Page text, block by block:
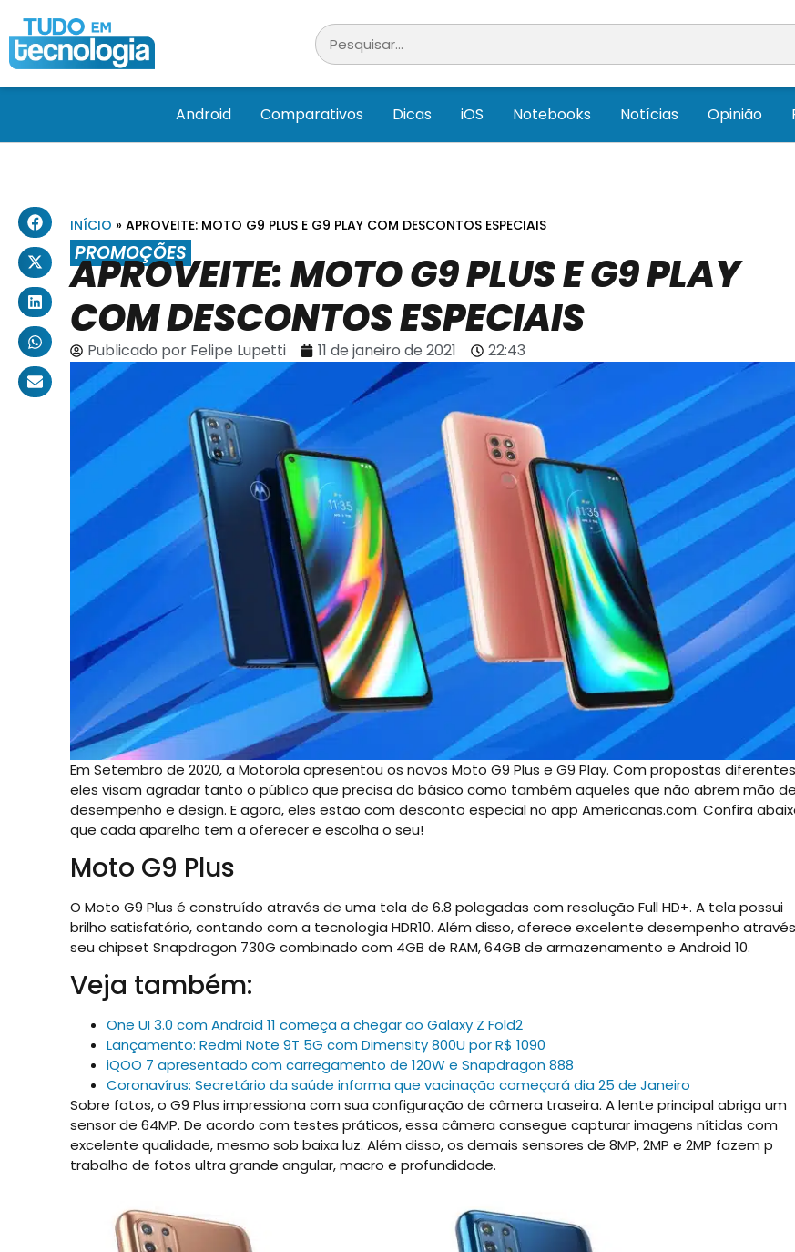
Android Comparativos Dicas iOS Notebooks Notícias Opinião
INÍCIO » APROVEITE: MOTO G9 PLUS E G9 PLAY COM DESCONTOS ESPECIAIS
PROMOÇÕES
APROVEITE: MOTO G9 PLUS E G9 PLAY
COM DESCONTOS ESPECIAIS
Publicado porFelipe Lupetti 11 de janeiro de 2021 22:43
Em Setembro de 2020, a Motorola apresentou os novos Moto G9 Plus e G9 Play. Com propostas
eles visam agradar tanto o público que precisa do básico como também aqueles que não abrem mão de
desempenho e design. E agora, eles estão com desconto especial no app Americanas.com. Confira
que cada aparelho tem a oferecer e escolha o seu!
Moto G9 Plus
O Moto G9 Plus é construído através de uma tela de 6.8 polegadas com resolução Full HD+. A tela possui
brilho satisfatório, contando com a tecnologia HDR10. Além disso, oferece excelente desempenho
seu chipset Snapdragon 730G combinado com 4GB de RAM, 64GB de armazenamento e Android 10.
Veja também:
One UI 3.0 com Android 11 começa a chegar ao Galaxy Z Fold2
Lançamento: Redmi Note 9T 5G com Dimensity 800U por R$ 1090
iQOO 7 apresentado com carregamento de 120W e Snapdragon 888
Coronavírus: Secretário da saúde informa que vacinação começará dia 25 de Janeiro
Sobre fotos, o G9 Plus impressiona com sua configuração de câmera traseira. A lente principal abriga um
sensor de 64MP. De acordo com testes práticos, essa câmera consegue capturar imagens nítidas com
excelente qualidade, mesmo sob baixa luz. Além disso, os demais sensores de 8MP, 2MP e 2MP fazem p
trabalho de fotos ultra grande angular, macro e profundidade.